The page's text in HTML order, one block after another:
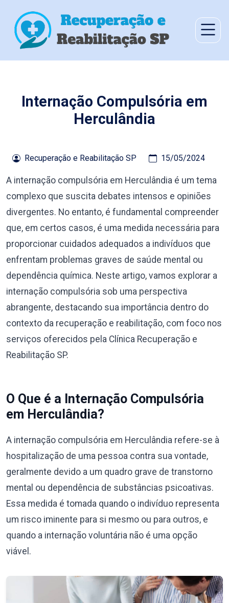
Internação Compulsória em
Herculândia
Recuperação e Reabilitação SP 15/05/2024
A internação compulsória em Herculândia é um tema
complexo que suscita debates intensos e opiniões
divergentes. No entanto, é fundamental compreender
que, em certos casos, é uma medida necessária para
proporcionar cuidados adequados a indivíduos que
enfrentam problemas graves de saúde mental ou
dependência química. Neste artigo, vamos explorar a
internação compulsória sob uma perspectiva
abrangente, destacando sua importância dentro do
contexto da recuperação e reabilitação, com foco nos
serviços oferecidos pela Clínica Recuperação e
Reabilitação SP.
O Que é a Internação Compulsória
em Herculândia?
A internação compulsória em Herculândia refere-se à
hospitalização de uma pessoa contra sua vontade,
geralmente devido a um quadro grave de transtorno
mental ou dependência de substâncias psicoativas.
Essa medida é tomada quando o indivíduo representa
um risco iminente para si mesmo ou para outros, e
quando a internação voluntária não é uma opção
viável.